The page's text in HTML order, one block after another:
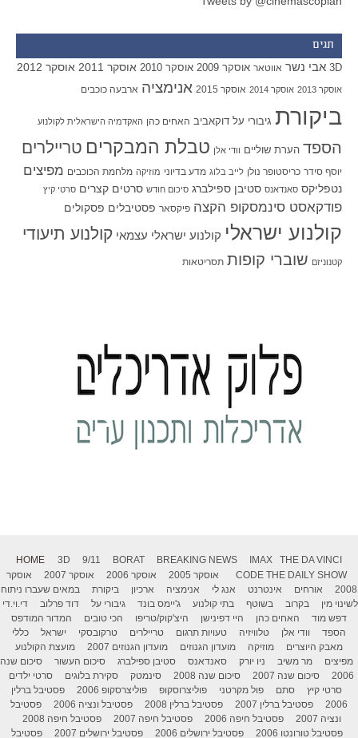
תגים
3D אבי נשר אווטאר אוסקר 2009 אוסקר 2010 אוסקר 2011 אוסקר 2012
אוסקר 2013 אוסקר 2014 אוסקר 2015 אנימציה ארבעה כוכבים
ביקורת גיבורי על דוקאביב האחים כהן האקדמיה הישראלית לקולנוע
הספד הערת שוליים וודי אלן טבלת המבקרים טריילרים
יוסף סידר כריסטופר נולן לייב בלוג מדע בדיוני מוזיקה מלחמת הכוכבים מפיצים
נטפליקס סאנדאנס סטיבן ספילברג סיכום חודש סרטים קצרים סרטי קיץ
פודקאסט סינמסקופ הקצה פיקסאר פסטיבלים פסקולים
קולנוע ישראלי קולנוע ישראלי עצמאי קולנוע תיעודי
קטנוניזם שוברי קופות תסריטאות
HOME 3D 9/11 BORAT BREAKING NEWS IMAX
THE DA VINCI
CODE THE DAILY SHOW אוסקר 2005 אוסקר 2006 אוסקר 2007
אוסקר
2008
אורחים אינטרנט אנג לי אנימציה ארכיון ביקורת
במאים שעברו ניתוח
לשינוי מין
בקרוב בשוטף בתי קולנוע ג'יימס בונד גיבורי על דוד פרלוב
די.וי.די
דפש מוד
האחים כהן היי דפינישן היצ'קוק/טריפו הכי טובים
המדור המודפס
הספד
וודי אלן טלוויזיה טעויות תרגום טריילרים טרקובסקי ישראל
כללי
מאבק היוצרים
מוזיקה מועדון הגנוזים מועדון הגנוזים 2007
מועצת הקולנוע
מפיצים
מר משיב ניו יורק סאנדאנס סטיבן ספילברג סיכום העשור
סיכום שנה
2006
סיכום שנה 2007 סיכום שנה 2008 סינמטק סקירת בלוגים
סרטי ילדים
סרטי קיץ
סתם פול מקרטני פוליצרוסקופ פוליצרסקופ 2006
פסטיבל ברלין
2006
פסטיבל ברלין 2007 פסטיבל ברלין 2008 פסטיבל ונציה 2006
פסטיבל
ונציה 2007
פסטיבל חיפה 2006 פסטיבל חיפה 2007
פסטיבל חיפה 2008
פסטיבל טורונטו 2006
פסטיבל ירושלים 2006 פסטיבל ירושלים 2007 פסטיבל